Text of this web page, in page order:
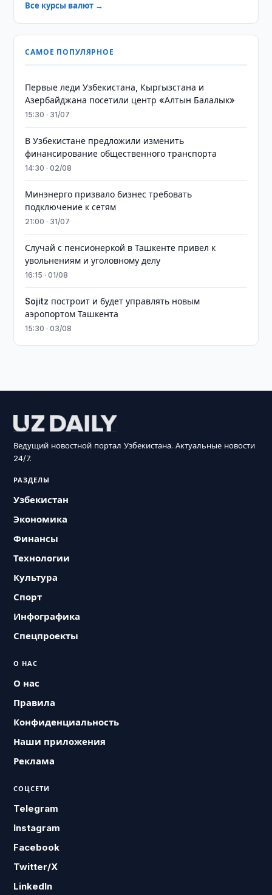
Все курсы валют →
САМОЕ ПОПУЛЯРНОЕ
Первые леди Узбекистана, Кыргызстана и
Азербайджана посетили центр «Алтын Балалык»
15:30 · 31/07
В Узбекистане предложили изменить
финансирование общественного транспорта
14:30 · 02/08
Минэнерго призвало бизнес требовать
подключение к сетям
21:00 · 31/07
Случай с пенсионеркой в Ташкенте привел к
увольнениям и уголовному делу
16:15 · 01/08
Sojitz построит и будет управлять новым
аэропортом Ташкента
15:30 · 03/08
Ведущий новостной портал Узбекистана. Актуальные новости
24/7.
РАЗДЕЛЫ
Узбекистан
Экономика
Финансы
Технологии
Культура
Спорт
Инфографика
Спецпроекты
О НАС
О нас
Правила
Конфиденциальность
Наши приложения
Реклама
СОЦСЕТИ
Telegram
Instagram
Facebook
Twitter/X
LinkedIn